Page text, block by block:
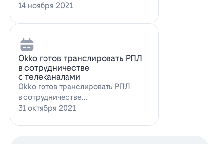
Мбит…
14 ноября 2021
Оkko готов транслировать РПЛ
в сотрудничестве
с телеканалами
Оkko готов транслировать РПЛ
в сотрудничестве
с каналамиВидеосервис Okko
31 октября 2021